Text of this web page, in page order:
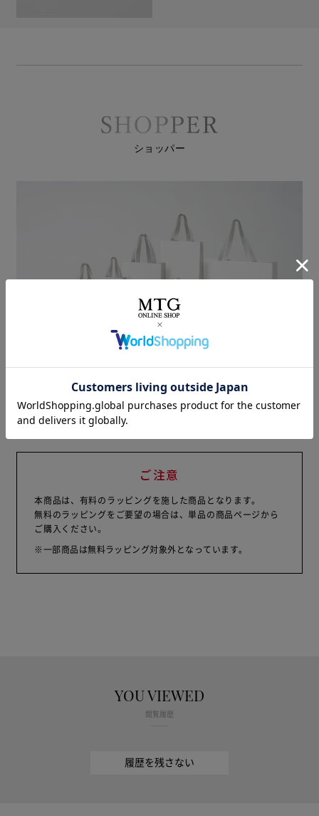
ショッパー
ReFa専用のオリジナルショッパーをご用意します。
ご注意
本商品は、有料のラッピングを施した商品となります。
無料のラッピングをご要望の場合は、単品の商品ページから
ご購入ください。
※一部商品は無料ラッピング対象外となっています。
YOU VIEWED
閲覧履歴
履歴を残さない